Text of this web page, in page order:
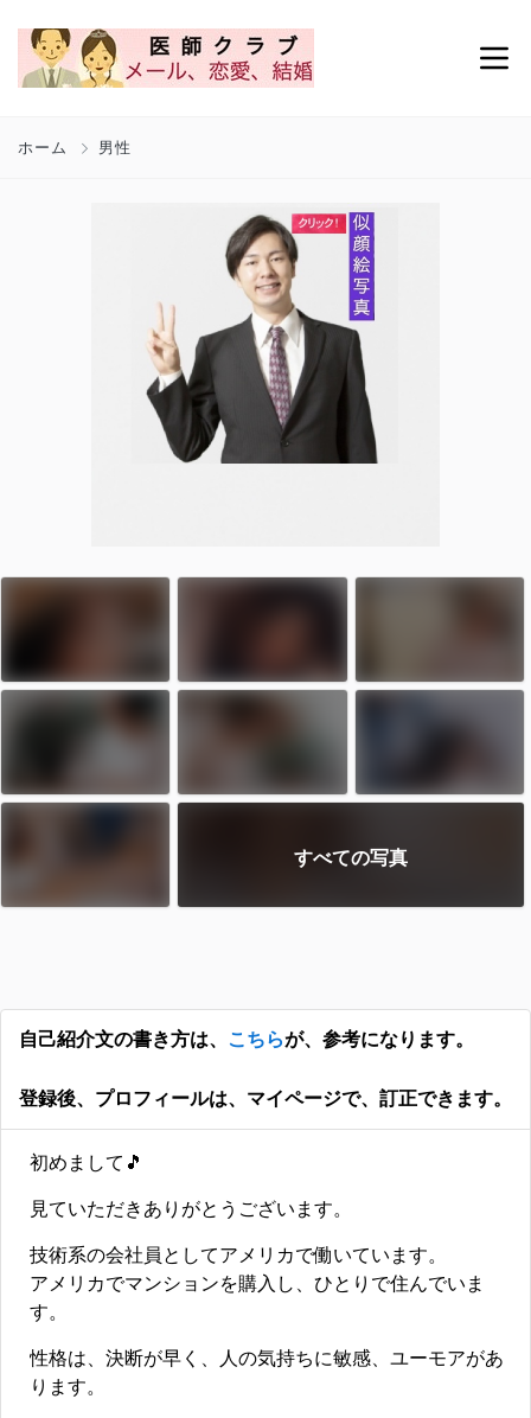
ホーム 男性
すべての写真
自己紹介文の書き方は、 こちらが、参考になります。
登録後、プロフィールは、マイページで、訂正できます。
初めまして🎵
見ていただきありがとうございます。
技術系の会社員としてアメリカで働いています。
アメリカでマンションを購入し、ひとりで住んでいま
す。
性格は、決断が早く、人の気持ちに敏感、ユーモアがあ
ります。